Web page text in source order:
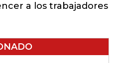
a los trabajadores